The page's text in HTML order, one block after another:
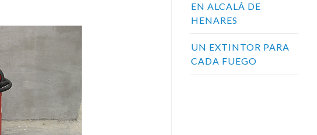
EN ALCALÁ DE
HENARES
UN EXTINTOR PARA
CADA FUEGO